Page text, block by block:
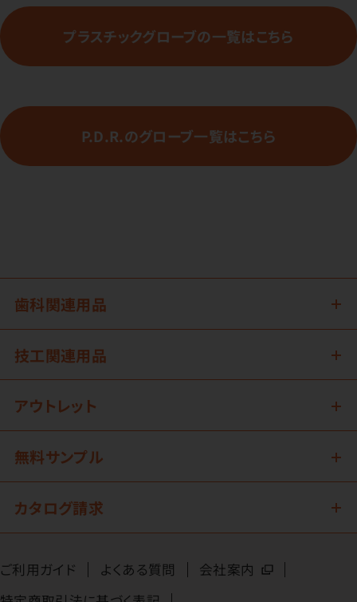
プラスチックグローブの一覧はこちら
P.D.R.のグローブ一覧はこちら
歯科関連用品
技工関連用品
アウトレット
無料サンプル
カタログ請求
ご利用ガイド よくある質問
会社案内